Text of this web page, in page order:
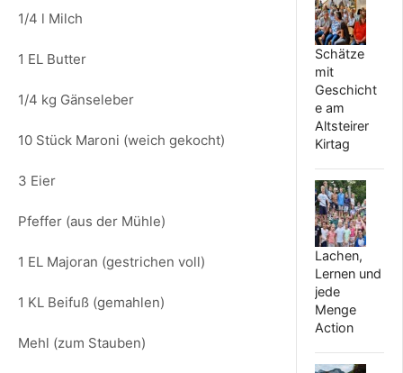
1/4 l Milch
1 EL Butter
1/4 kg Gänseleber
10 Stück Maroni (weich gekocht)
3 Eier
Pfeffer (aus der Mühle)
1 EL Majoran (gestrichen voll)
1 KL Beifuß (gemahlen)
Mehl (zum Stauben)
Schätze
mit
Geschicht
e am
Altsteirer
Kirtag
Lachen,
Lernen und
jede
Menge
Action